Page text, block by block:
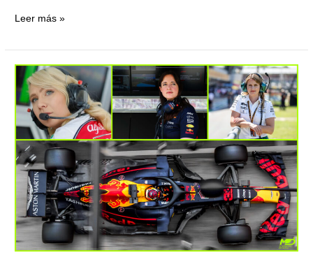
Leer más »
Mujeres
tras
el
motor:
3
líderes
F1
que
están